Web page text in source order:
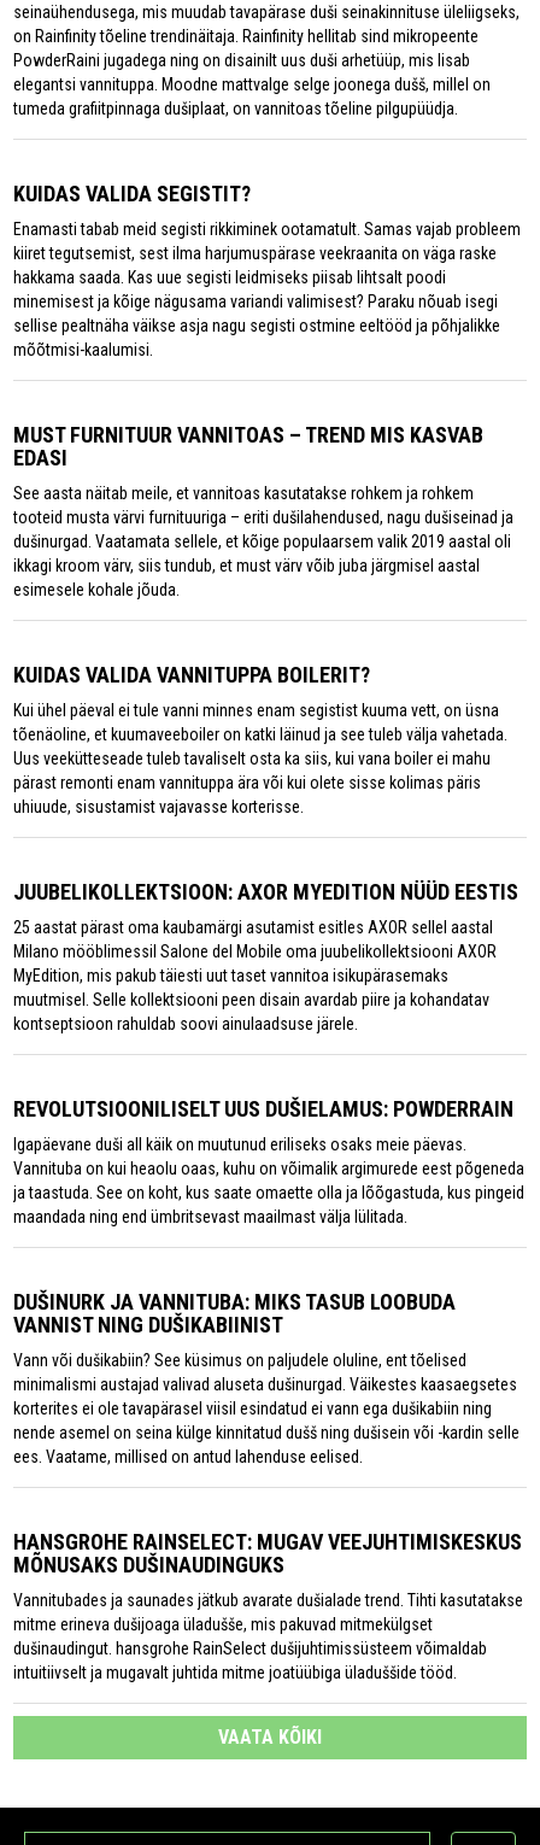
seinaühendusega, mis muudab tavapärase duši seinakinnituse üleliigseks,
on Rainfinity tõeline trendinäitaja. Rainfinity hellitab sind mikropeente
PowderRaini jugadega ning on disainilt uus duši arhetüüp, mis lisab
elegantsi vannituppa. Moodne mattvalge selge joonega dušš, millel on
tumeda grafiitpinnaga dušiplaat, on vannitoas tõeline pilgupüüdja.
KUIDAS VALIDA SEGISTIT?
Enamasti tabab meid segisti rikkiminek ootamatult. Samas vajab probleem
kiiret tegutsemist, sest ilma harjumuspärase veekraanita on väga raske
hakkama saada. Kas uue segisti leidmiseks piisab lihtsalt poodi
minemisest ja kõige nägusama variandi valimisest? Paraku nõuab isegi
sellise pealtnäha väikse asja nagu segisti ostmine eeltööd ja põhjalikke
mõõtmisi-kaalumisi.
MUST FURNITUUR VANNITOAS – TREND MIS KASVAB
EDASI
See aasta näitab meile, et vannitoas kasutatakse rohkem ja rohkem
tooteid musta värvi furnituuriga – eriti dušilahendused, nagu dušiseinad ja
dušinurgad. Vaatamata sellele, et kõige populaarsem valik 2019 aastal oli
ikkagi kroom värv, siis tundub, et must värv võib juba järgmisel aastal
esimesele kohale jõuda.
KUIDAS VALIDA VANNITUPPA BOILERIT?
Kui ühel päeval ei tule vanni minnes enam segistist kuuma vett, on üsna
tõenäoline, et kuumaveeboiler on katki läinud ja see tuleb välja vahetada.
Uus veekütteseade tuleb tavaliselt osta ka siis, kui vana boiler ei mahu
pärast remonti enam vannituppa ära või kui olete sisse kolimas päris
uhiuude, sisustamist vajavasse korterisse.
JUUBELIKOLLEKTSIOON: AXOR MYEDITION NÜÜD EESTIS
25 aastat pärast oma kaubamärgi asutamist esitles AXOR sellel aastal
Milano mööblimessil Salone del Mobile oma juubelikollektsiooni AXOR
MyEdition, mis pakub täiesti uut taset vannitoa isikupärasemaks
muutmisel. Selle kollektsiooni peen disain avardab piire ja kohandatav
kontseptsioon rahuldab soovi ainulaadsuse järele.
REVOLUTSIOONILISELT UUS DUŠIELAMUS: POWDERRAIN
Igapäevane duši all käik on muutunud eriliseks osaks meie päevas.
Vannituba on kui heaolu oaas, kuhu on võimalik argimurede eest põgeneda
ja taastuda. See on koht, kus saate omaette olla ja lõõgastuda, kus pingeid
maandada ning end ümbritsevast maailmast välja lülitada.
DUŠINURK JA VANNITUBA: MIKS TASUB LOOBUDA
VANNIST NING DUŠIKABIINIST
Vann või dušikabiin? See küsimus on paljudele oluline, ent tõelised
minimalismi austajad valivad aluseta dušinurgad. Väikestes kaasaegsetes
korterites ei ole tavapärasel viisil esindatud ei vann ega dušikabiin ning
nende asemel on seina külge kinnitatud dušš ning dušisein või -kardin selle
ees. Vaatame, millised on antud lahenduse eelised.
HANSGROHE RAINSELECT: MUGAV VEEJUHTIMISKESKUS
MÕNUSAKS DUŠINAUDINGUKS
Vannitubades ja saunades jätkub avarate dušialade trend. Tihti kasutatakse
mitme erineva dušijoaga üladušše, mis pakuvad mitmekülgset
dušinaudingut. hansgrohe RainSelect dušijuhtimissüsteem võimaldab
intuitiivselt ja mugavalt juhtida mitme joatüübiga üladuššide tööd.
VAATA KÕIKI